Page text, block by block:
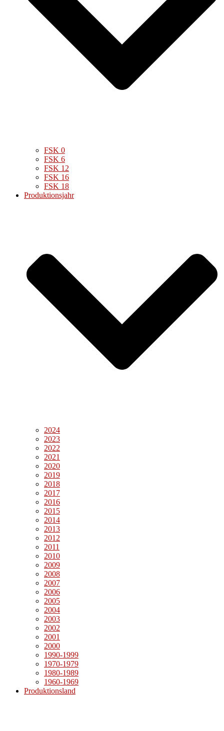
FSK 0
FSK 6
FSK 12
FSK 16
FSK 18
Produktionsjahr
2024
2023
2022
2021
2020
2019
2018
2017
2016
2015
2014
2013
2012
2011
2010
2009
2008
2007
2006
2005
2004
2003
2002
2001
2000
1990-1999
1970-1979
1980-1989
1960-1969
Produktionsland